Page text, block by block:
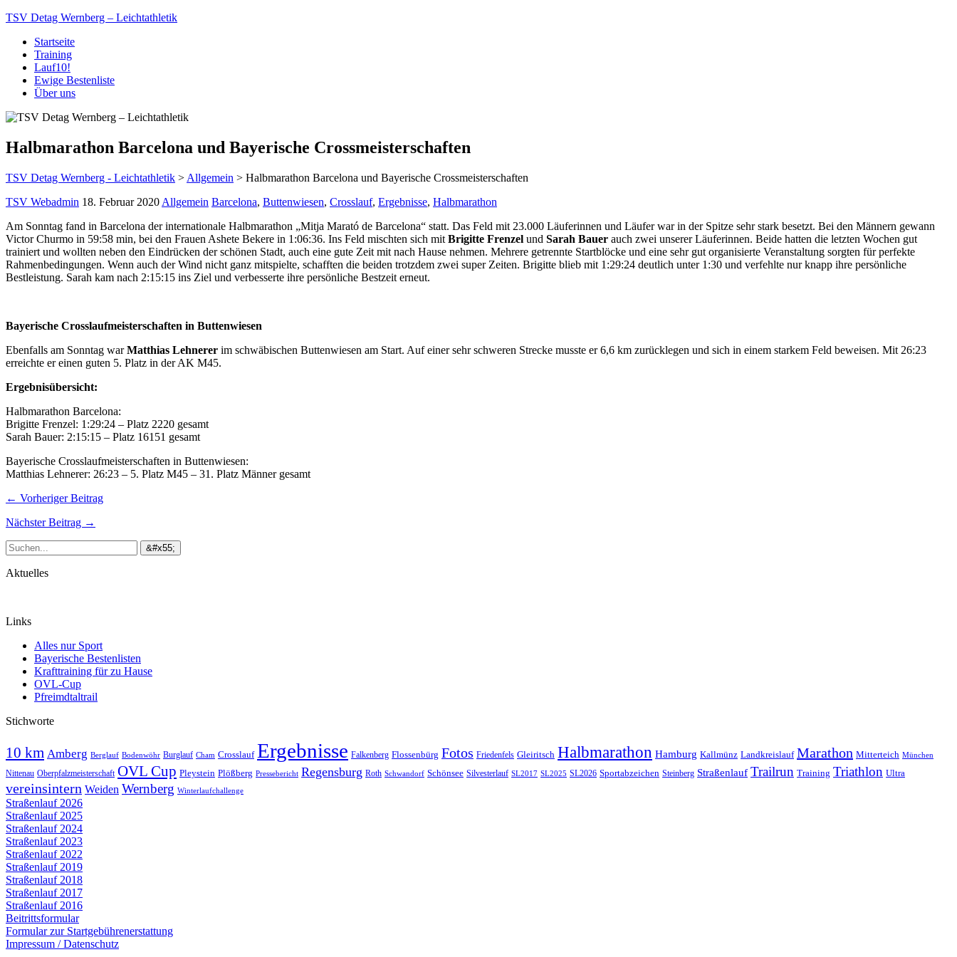
TSV Detag Wernberg – Leichtathletik
Startseite
Training
Lauf10!
Ewige Bestenliste
Über uns
Halbmarathon Barcelona und Bayerische Crossmeisterschaften
TSV Detag Wernberg - Leichtathletik > Allgemein > Halbmarathon Barcelona und Bayerische Crossmeisterschaften
TSV Webadmin 18. Februar 2020 Allgemein Barcelona, Buttenwiesen, Crosslauf, Ergebnisse, Halbmarathon
Am Sonntag fand in Barcelona der internationale Halbmarathon „Mitja Marató de Barcelona“ statt. Das Feld mit 23.000 Läuferinnen und Läufer war in der Spitze sehr stark besetzt. Bei den Männern gewann
Victor Churmo in 59:58 min, bei den Frauen Ashete Bekere in 1:06:36. Ins Feld mischten sich mit Brigitte Frenzel und Sarah Bauer auch zwei unserer Läuferinnen. Beide hatten die letzten Wochen gut
trainiert und wollten neben den Eindrücken der schönen Stadt, auch eine gute Zeit mit nach Hause nehmen. Mehrere getrennte Startblöcke und eine sehr gut organisierte Veranstaltung sorgten für perfekte
Rahmenbedingungen. Wenn auch der Wind nicht ganz mitspielte, schafften die beiden trotzdem zwei super Zeiten. Brigitte blieb mit 1:29:24 deutlich unter 1:30 und verfehlte nur knapp ihre persönliche
Bestleistung. Sarah kam nach 2:15:15 ins Ziel und verbesserte ihre persönliche Bestzeit erneut.
Bayerische Crosslaufmeisterschaften in Buttenwiesen
Ebenfalls am Sonntag warMatthias Lehnerer im schwäbischen Buttenwiesen am Start. Auf einer sehr schweren Strecke musste er 6,6 km zurücklegen und sich in einem starkem Feld beweisen. Mit 26:23
erreichte er einen guten 5. Platz in der AK M45.
Ergebnisübersicht:
Halbmarathon Barcelona:
Brigitte Frenzel: 1:29:24 – Platz 2220 gesamt
Sarah Bauer: 2:15:15 – Platz 16151 gesamt
Bayerische Crosslaufmeisterschaften in Buttenwiesen:
Matthias Lehnerer: 26:23 – 5. Platz M45 – 31. Platz Männer gesamt
← Vorheriger Beitrag
Nächster Beitrag →
Aktuelles
Links
Alles nur Sport
Bayerische Bestenlisten
Krafttraining für zu Hause
OVL-Cup
Pfreimdtaltrail
Stichworte
10 km Amberg Berglauf Bodenwöhr Burglauf Cham Crosslauf Ergebnisse Falkenberg Flossenbürg Fotos Friedenfels Gleiritsch Halbmarathon Hamburg Kallmünz Landkreislauf Marathon Mitterteich München
Nittenau Oberpfalzmeisterschaft OVL Cup Pleystein Plößberg Pressebericht Regensburg Roth Schwandorf Schönsee Silvesterlauf SL2017 SL2025 SL2026 Sportabzeichen Steinberg Straßenlauf Trailrun Training Triathlon Ultra
vereinsintern Weiden Wernberg Winterlaufchallenge
Straßenlauf 2026
Straßenlauf 2025
Straßenlauf 2024
Straßenlauf 2023
Straßenlauf 2022
Straßenlauf 2019
Straßenlauf 2018
Straßenlauf 2017
Straßenlauf 2016
Beitrittsformular
Formular zur Startgebührenerstattung
Impressum / Datenschutz